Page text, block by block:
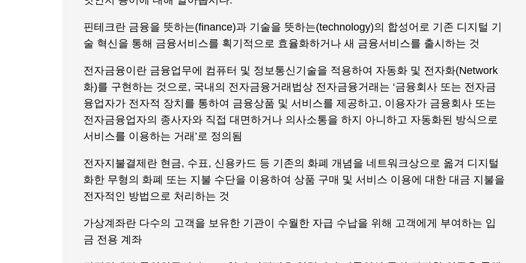
핀테크란 금융을 뜻하는(finance)과 기술을 뜻하는(technology)의 합성어로 기존 디지털 기
술 혁신을 통해 금융서비스를 획기적으로 효율화하거나 새 금융서비스를 출시하는 것
전자금융이란 금융업무에 컴퓨터 및 정보통신기술을 적용하여 자동화 및 전자화(Network
화)를 구현하는 것으로, 국내의 전자금융거래법상 전자금융거래는 ‘금융회사 또는 전자금
융업자가 전자적 장치를 통하여 금융상품 및 서비스를 제공하고, 이용자가 금융회사 또는
전자금융업자의 종사자와 직접 대면하거나 의사소통을 하지 아니하고 자동화된 방식으로
서비스를 이용하는 거래’로 정의됨
전자지불결제란 현금, 수표, 신용카드 등 기존의 화폐 개념을 네트워크상으로 옮겨 디지털
화한 무형의 화폐 또는 지불 수단을 이용하여 상품 구매 및 서비스 이용에 대한 대금 지불을
전자적인 방법으로 처리하는 것
가상계좌란 다수의 고객을 보유한 기관이 수월한 자급 수납을 위해 고객에게 부여하는 입
금 전용 계좌